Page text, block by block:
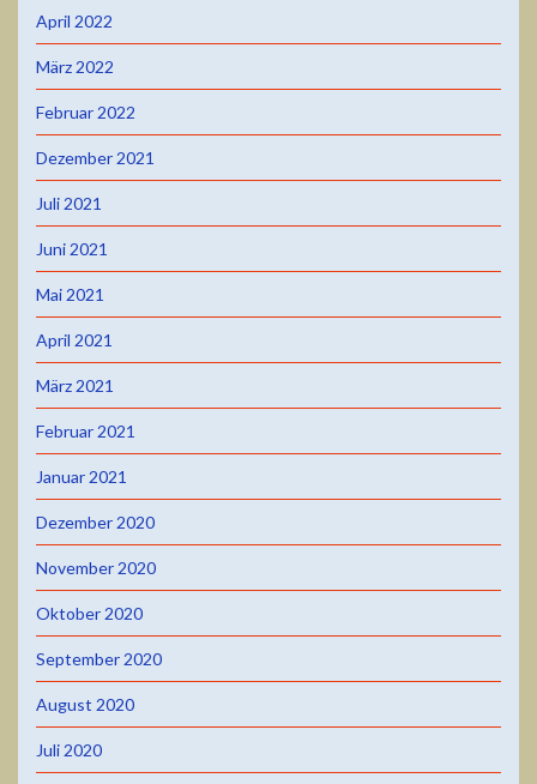
April 2022
März 2022
Februar 2022
Dezember 2021
Juli 2021
Juni 2021
Mai 2021
April 2021
März 2021
Februar 2021
Januar 2021
Dezember 2020
November 2020
Oktober 2020
September 2020
August 2020
Juli 2020